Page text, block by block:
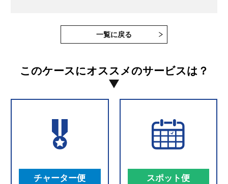
一覧に戻る
このケースにオススメのサービスは？
チャーター便 スポット便